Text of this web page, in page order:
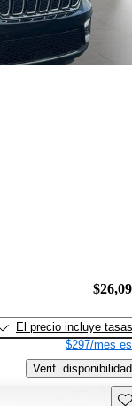
El precio incluye tasas
$297/mes
Verif. disponibilidad